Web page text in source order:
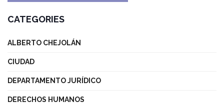
CATEGORIES
ALBERTO CHEJOLÁN
CIUDAD
DEPARTAMENTO JURÍDICO
DERECHOS HUMANOS